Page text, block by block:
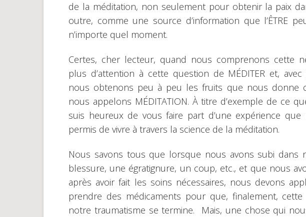
de la méditation, non seulement pour obtenir la paix
outre, comme une source d’information que l’ÊTRE
n’importe quel moment.
Certes, cher lecteur, quand nous comprenons cette
plus d’attention à cette question de MÉDITER et,
nous obtenons peu à peu les fruits que nous donne
nous appelons MÉDITATION. À titre d’exemple de ce
suis heureux de vous faire part d’une expérience que
permis de vivre à travers la science de la méditation.
Nous savons tous que lorsque nous avons subi dans
blessure, une égratignure, un coup, etc., et que nous
après avoir fait les soins nécessaires, nous devons
prendre des médicaments pour que, finalement,
notre traumatisme se termine. Mais, une chose qui